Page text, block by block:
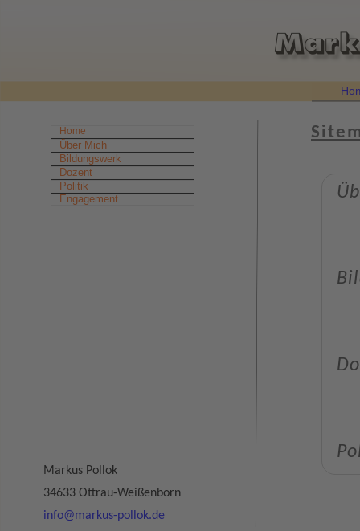
Home
Über Mich
Bildungswerk
Dozent
Politik
Engagement
Markus Pollok
34633 Ottrau-Weißenborn
info@markus-pollok.de